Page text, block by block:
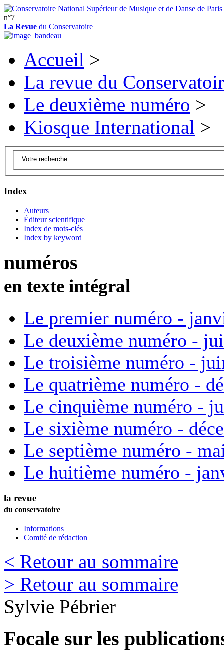
n°7
La Revue du Conservatoire
Accueil >
La revue du
Le deuxième numéro >
Kiosque International >
Index
Auteurs
Éditeur scientifique
Index de mots-clés
Index by keyword
numéros
en texte intégral
Le premier numéro -
Le deuxième numéro -
Le troisième numéro -
Le quatrième numéro -
Le cinquième numéro -
Le sixième numéro -
Le septième numéro -
Le huitième numéro -
la revue
du conservatoire
Informations
Comité de rédaction
< Retour au sommaire
> Retour au sommaire
Sylvie Pébrier
Focale sur les